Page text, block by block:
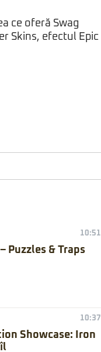
ce oferă Swag
Skins, efectul Epic
10:51
Puzzles & Traps
10:37
Showcase: Iron